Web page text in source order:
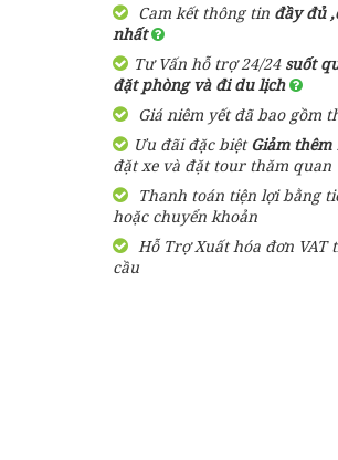
Cam kết thông tin đầy đủ
nhất
Tư Vấn hỗ trợ 24/24 suốt
đặt phòng và đi du lịch
Giá niêm yết đã bao gồm
Ưu đãi đặc biệtGiảm thêm
đặt xe và đặt tour thăm quan
Thanh toán tiện lợi bằng
hoặc chuyển khoản
Hỗ Trợ Xuất hóa đơn VAT
cầu